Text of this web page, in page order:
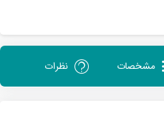
مشخصات نظرات